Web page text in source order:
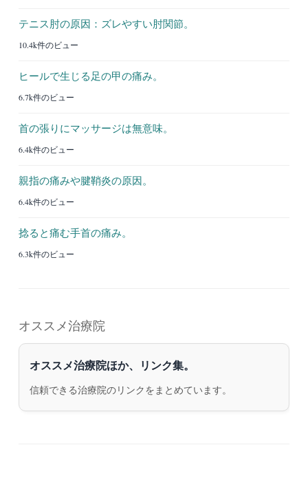
テニス肘の原因：ズレやすい肘関節。
10.4k件のビュー
ヒールで生じる足の甲の痛み。
6.7k件のビュー
首の張りにマッサージは無意味。
6.4k件のビュー
親指の痛みや腱鞘炎の原因。
6.4k件のビュー
捻ると痛む手首の痛み。
6.3k件のビュー
オススメ治療院
オススメ治療院ほか、リンク集。
信頼できる治療院のリンクをまとめています。